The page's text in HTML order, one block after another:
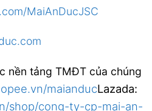
MaiAnDucJSC
nền tảng TMĐT của chúng
maianducLazada:
shop/cong-ty-cp-mai-an-